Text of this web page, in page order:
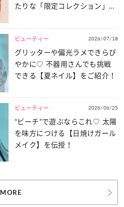
たりな「限定コレクション」が
ビューティー 2026/07/18
グリッターや偏光ラメできらび
やかに♡ 不器用さんでも挑戦
できる【夏ネイル】をご紹介！
ビューティー 2026/06/25
“ビーチ”で遊ぶならこれ♡ 太陽
を味方につける【日焼けガール
メイク】を伝授！
MORE